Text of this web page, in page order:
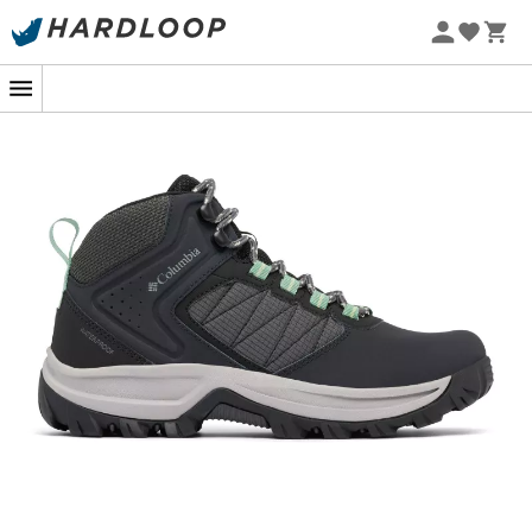
-5% Extra - Kode Summer5
Når stierne kalder, og vejret driller, er Columbia
Transverse Hike Waterproof vandresko til kvinder